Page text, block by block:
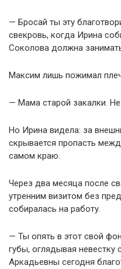
— Бросай ты эту
свекровь, когда Ирина
Соколова должна
Максим лишь пожимал
— Мама старой закалки.
Но Ирина видела: за
скрывается пропасть
самом краю.
Через два месяца после
утренним визитом без
собиралась на работу.
— Ты опять в этот свой
губы, оглядывая
Аркадьевны сегодня